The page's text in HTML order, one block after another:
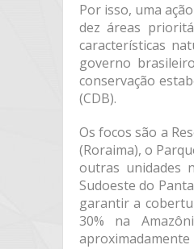
Por isso, uma
dez áreas
características
governo
conservação
(CDB).
Os focos são a
(Roraima), o
outras unidades
Sudoeste do
garantir a
30% na
aproximadamente